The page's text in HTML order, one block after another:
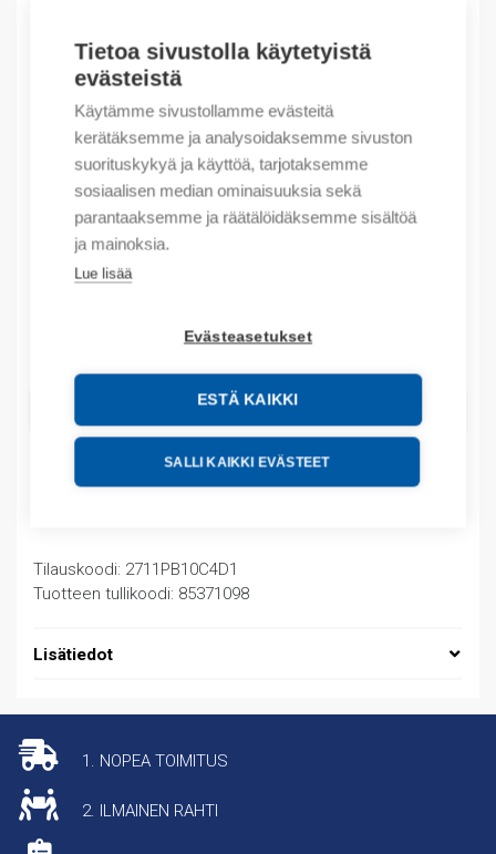
Tietoa sivustolla käytetyistä
evästeistä
Käytämme sivustollamme evästeitä
kerätäksemme ja analysoidaksemme sivuston
suorituskykyä ja käyttöä, tarjotaksemme
sosiaalisen median ominaisuuksia sekä
parantaaksemme ja räätälöidäksemme sisältöä
ja mainoksia.
Lue lisää
Evästeasetukset
ESTÄ KAIKKI
SALLI KAIKKI EVÄSTEET
Outlet – Erikoishinnat
(X) OBSOLETE PV+1000 KEYPAD/TOUCH ETHERN
2093,33€/ myyntierä
Myyntierä sis. 1 kpl
Varastossa
LISÄÄ OSTOSKORIIN
Tilauskoodi: 2711PB10C4D1
Tuotteen tullikoodi: 85371098
Lisätiedot
1. NOPEA TOIMITUS
2. ILMAINEN RAHTI